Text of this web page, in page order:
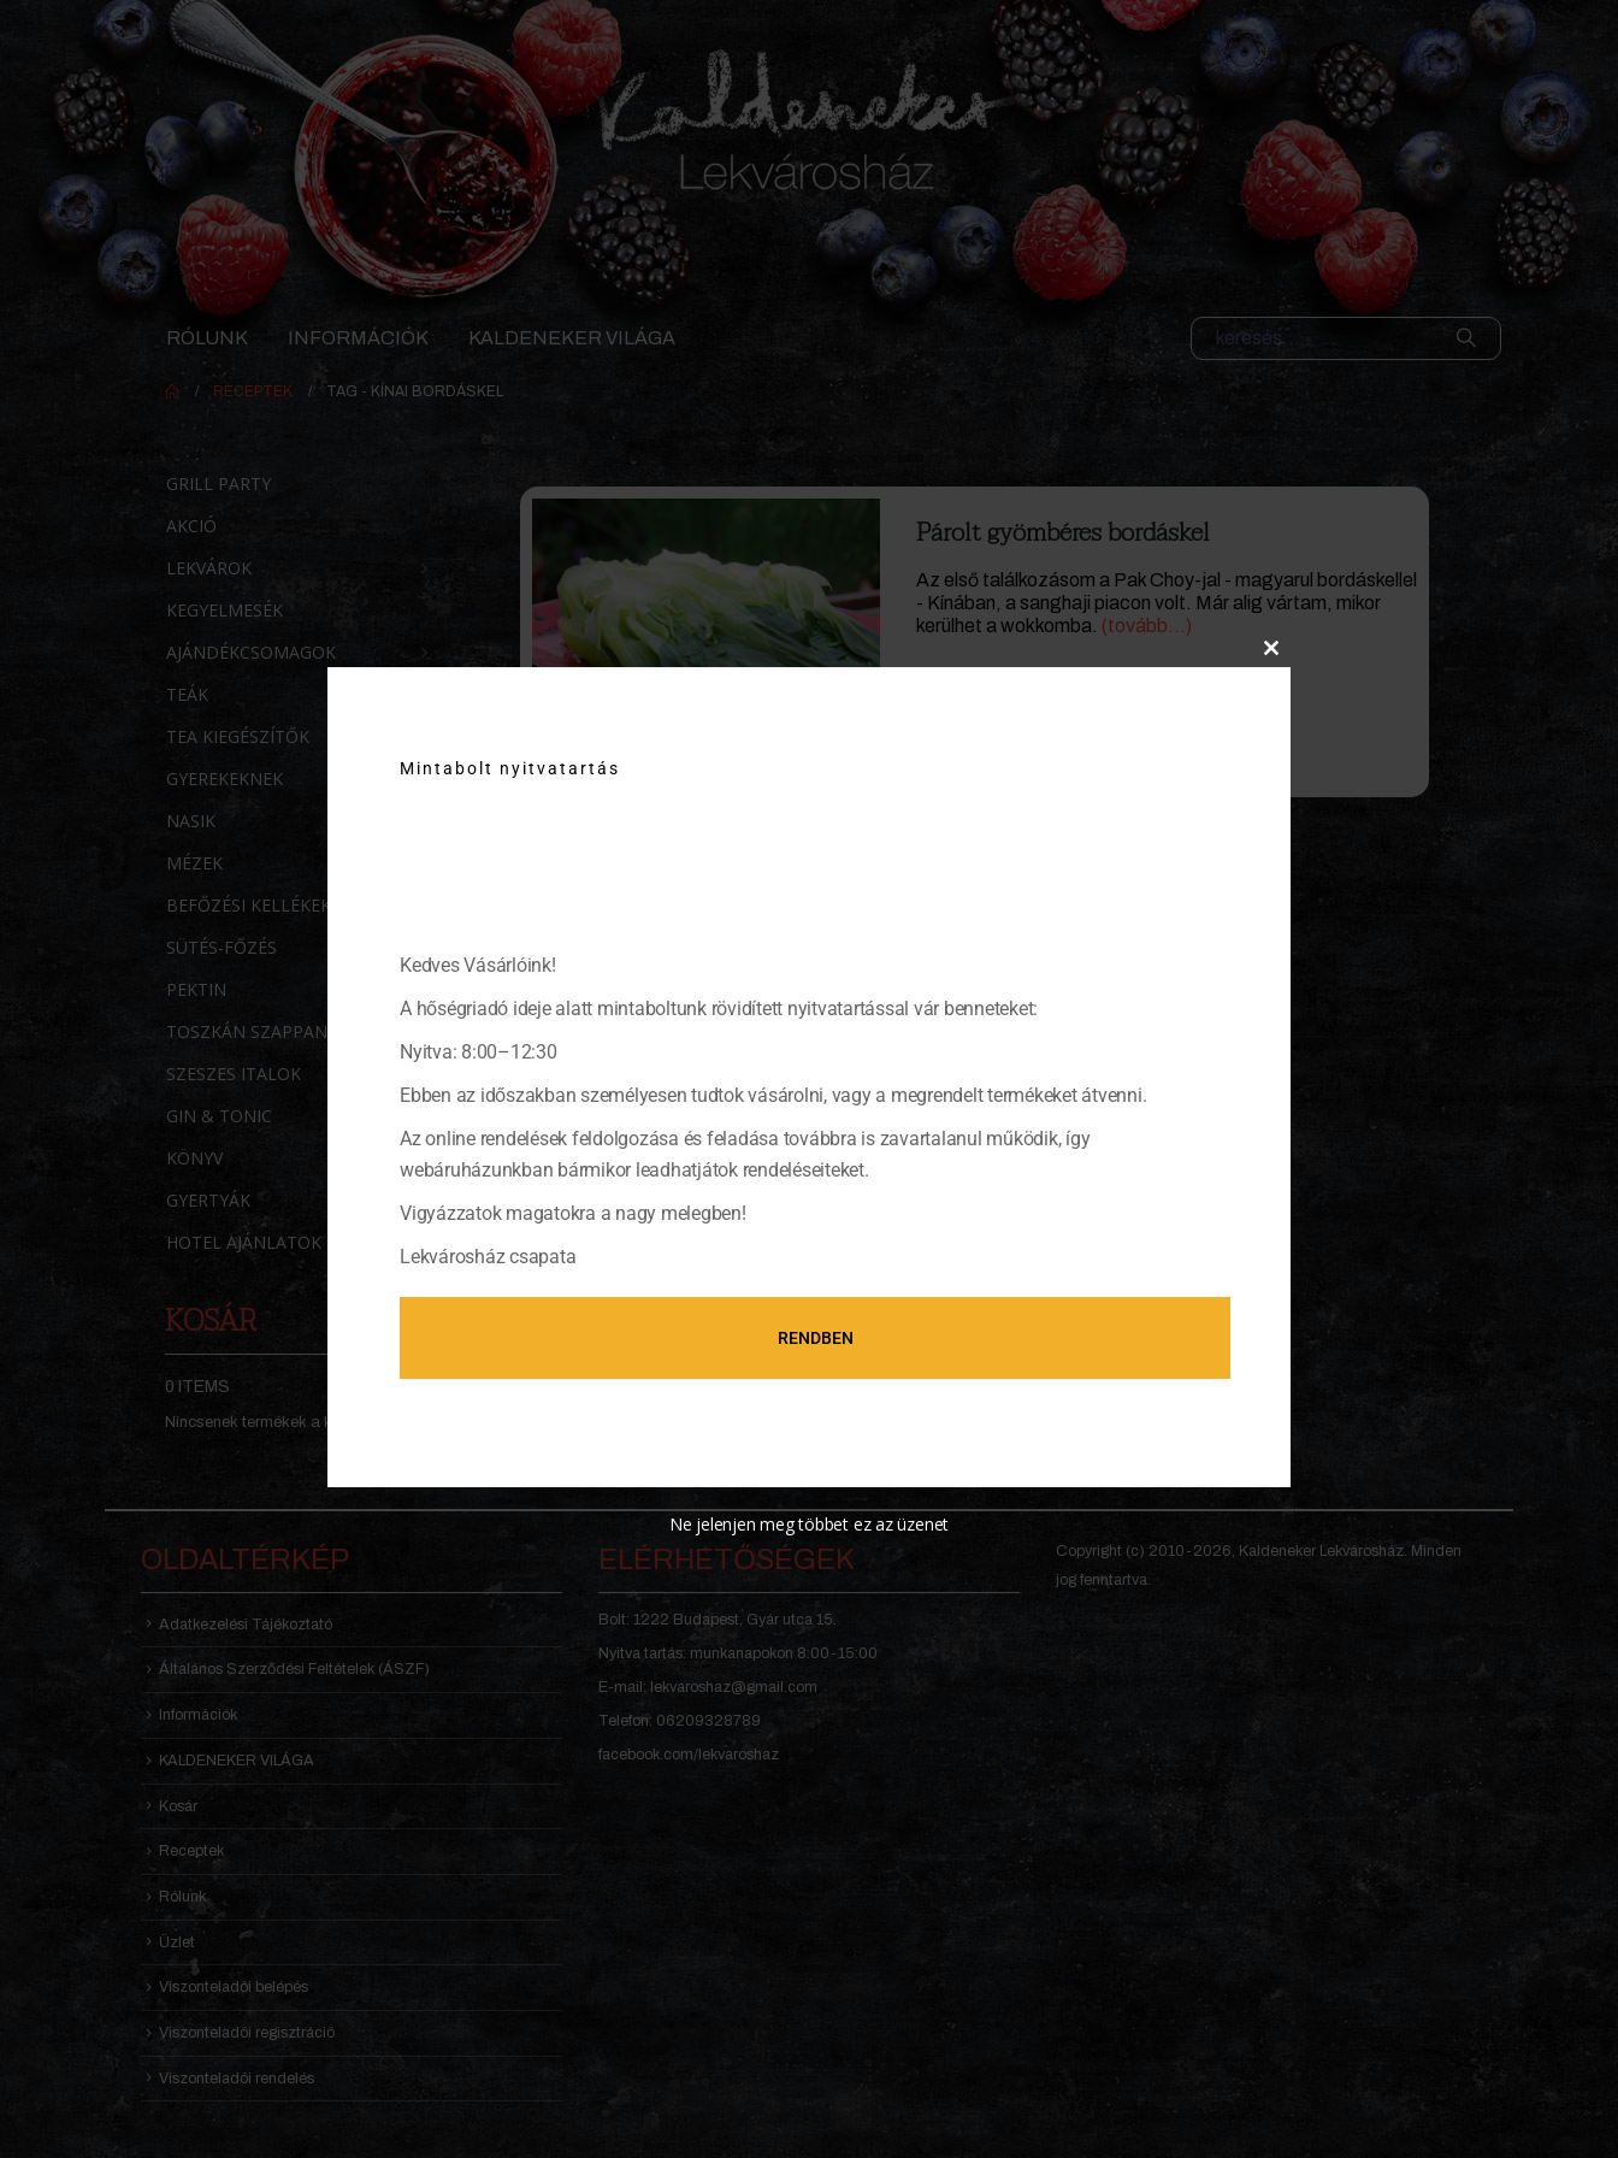
RÓLUNK INFORMÁCIÓK KALDENEKER VILÁGA
RECEPTEK TAG - KÍNAI BORDÁSKEL
Párolt gyömbéres bordáskel
Az első találkozásom a Pak Choy-jal - magyarul bordáskellel
- Kínában, a sanghaji piacon volt. Már alig vártam, mikor
kerülhet a wokkomba. (tovább…)
GRILL PARTY
AKCIÓ
LEKVÁROK
KEGYELMESÉK
AJÁNDÉKCSOMAGOK
TEÁK
TEA KIEGÉSZÍTŐK
GYEREKEKNEK
NASIK
MÉZEK
BEFŐZÉSI KELLÉKEK
SÜTÉS-FŐZÉS
PEKTIN
TOSZKÁN SZAPPANOK
SZESZES ITALOK
GIN & TONIC
KÖNYV
GYERTYÁK
HOTEL AJÁNLATOK
KOSÁR
0 ITEMS
Nincsenek termékek a kosárban.
OLDALTÉRKÉP
Adatkezelési Tájékoztató
Általános Szerződési Feltételek (ÁSZF)
Információk
KALDENEKER VILÁGA
Kosár
Receptek
Rólunk
Üzlet
Viszonteladói belépés
Viszonteladói regisztráció
Viszonteladói rendelés
ELÉRHETŐSÉGEK
Bolt: 1222 Budapest, Gyár utca 15.
Nyitva tartás: munkanapokon 8:00-15:00
E-mail: lekvaroshaz@gmail.com
Telefon: 06209328789
facebook.com/lekvaroshaz
Copyright (c) 2010-2026, Kaldeneker Lekvárosház. Minden
jog fenntartva.
Close
Mintabolt nyitvatartás
Kedves Vásárlóink!
A hőségriadó ideje alatt mintaboltunk rövidített nyitvatartással vár benneteket:
Nyitva: 8:00–12:30
Ebben az időszakban személyesen tudtok vásárolni, vagy a megrendelt termékeket átvenni.
Az online rendelések feldolgozása és feladása továbbra is zavartalanul működik, így
webáruházunkban bármikor leadhatjátok rendeléseiteket.
Vigyázzatok magatokra a nagy melegben!
Lekvárosház csapata
RENDBEN
Ne jelenjen meg többet ez az üzenet